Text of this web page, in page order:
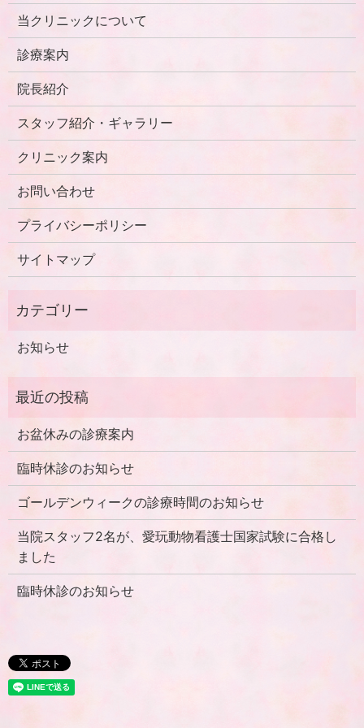
当クリニックについて
診療案内
院長紹介
スタッフ紹介・ギャラリー
クリニック案内
お問い合わせ
プライバシーポリシー
サイトマップ
お知らせ
お盆休みの診療案内
臨時休診のお知らせ
ゴールデンウィークの診療時間のお知らせ
当院スタッフ2名が、愛玩動物看護士国家試験に合格し
ました
臨時休診のお知らせ